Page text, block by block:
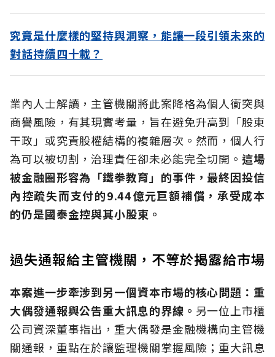
究竟是什麼樣的堅持與洞察，能讓一段引領未來的
對話持續四十載？
業內人士解讀，主管機關將此案降格為個人衝突與
商譽風險，有其現實考量，旨在避免升高到「股東
干政」或究責股權結構的複雜層次。然而，個人行
為可以被切割，治理責任卻未必能完全切開。這場
被金融圈形容為「鐵拳教育」的事件，最終因投信
內控疏失而支付的9.44億元巨額補償，承受成本
的仍是國泰金控與其小股東。
過失通報給主管機關，不等於揭露給市場
本案進一步牽涉到另一個資本市場的核心問題：重
大偶發通報與公告重大訊息的界線。 另一位上市櫃
公司資深董事指出，重大偶發是金融機構向主管機
關通報，重點在於讓監理機關掌握風險；重大訊息